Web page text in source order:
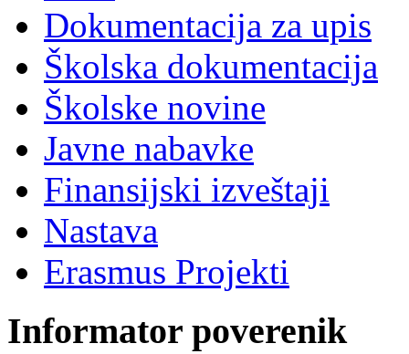
Dokumentacija za upis
Školska dokumentacija
Školske novine
Javne nabavke
Finansijski izveštaji
Nastava
Erasmus Projekti
Informator poverenik